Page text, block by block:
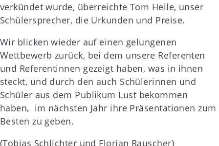
verkündet wurde, überreichte Tom Helle, unser
Schülersprecher, die Urkunden und Preise.
Wir blicken wieder auf einen gelungenen
Wettbewerb zurück, bei dem unsere Referenten
und Referentinnen gezeigt haben, was in ihnen
steckt, und durch den auch Schülerinnen und
Schüler aus dem Publikum Lust bekommen
haben, im nächsten Jahr ihre Präsentationen zum
Besten zu geben.
(Tobias Schlichter und Florian Rauscher)